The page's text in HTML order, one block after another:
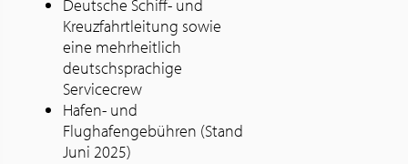
Deutsche Schiff- und
Kreuzfahrtleitung sowie
eine mehrheitlich
deutschsprachige
Servicecrew
Hafen- und
Flughafengebühren (Stand
Juni 2025)